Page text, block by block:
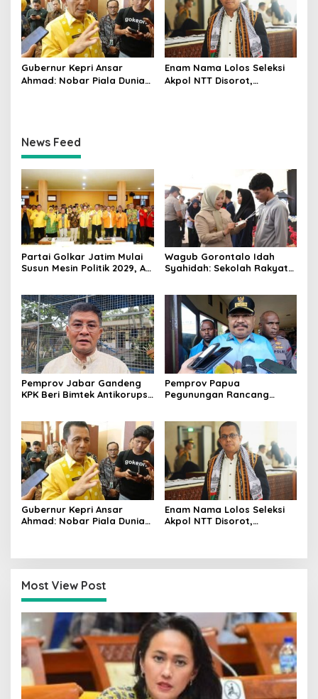
Gubernur Kepri Ansar
Ahmad: Nobar Piala Dunia
Enam Nama Lolos Seleksi
Akpol NTT Disorot,
News Feed
Partai Golkar Jatim Mulai
Susun Mesin Politik 2029, Ali
Wagub Gorontalo Idah
Syahidah: Sekolah Rakyat
Hebat
Pemprov Jabar Gandeng
KPK Beri Bimtek Antikorupsi
Pemprov Papua
Pegunungan Rancang
Perdamaian
Gubernur Kepri Ansar
Ahmad: Nobar Piala Dunia
Enam Nama Lolos Seleksi
Akpol NTT Disorot,
Most View Post